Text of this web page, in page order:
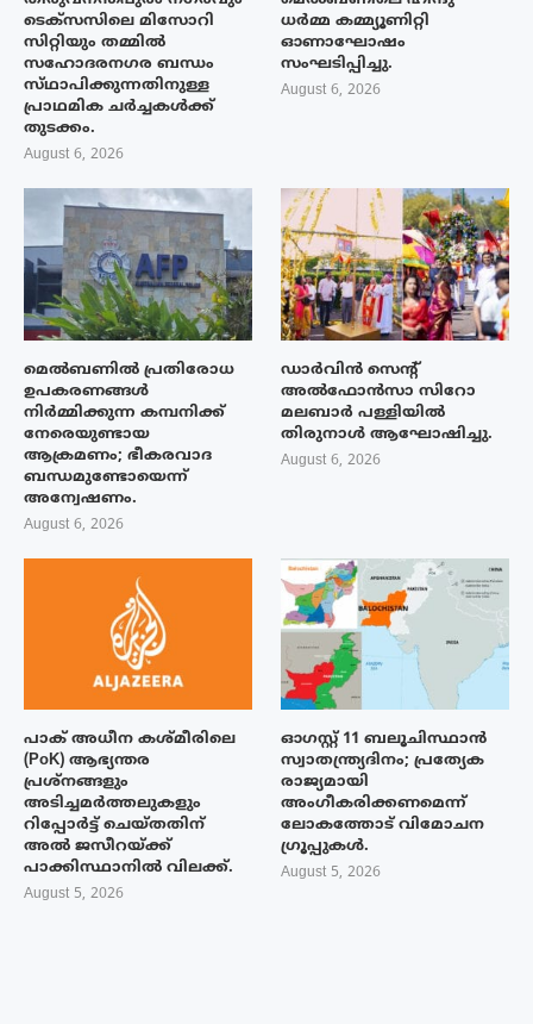
ടെക്‌സസിലെ മിസോറി
സിറ്റിയും തമ്മിൽ
സഹോദരനഗര ബന്ധം
സ്‌ഥാപിക്കുന്നതിനുള്ള
പ്രാഥമിക ചർച്ചകൾക്ക്
തുടക്കം.
August 6, 2026
ധർമ്മ കമ്മ്യൂണിറ്റി
ഓണാഘോഷം
സംഘടിപ്പിച്ചു.
August 6, 2026
മെൽബണിൽ പ്രതിരോധ
ഉപകരണങ്ങൾ
നിർമ്മിക്കുന്ന കമ്പനിക്ക്
നേരെയുണ്ടായ
ആക്രമണം; ഭീകരവാദ
ബന്ധമുണ്ടോയെന്ന്
അന്വേഷണം.
August 6, 2026
ഡാർവിൻ സെന്റ്
അൽഫോൻസാ സിറോ
മലബാർ പള്ളിയിൽ
തിരുനാൾ ആഘോഷിച്ചു.
August 6, 2026
പാക് അധീന കശ്മീരിലെ
(PoK) ആഭ്യന്തര
പ്രശ്നങ്ങളും
അടിച്ചമർത്തലുകളും
റിപ്പോർട്ട് ചെയ്തതിന്
അൽ ജസീറയ്‌ക്ക്
പാക്കിസ്ഥാനിൽ വിലക്ക്.
August 5, 2026
ഓഗസ്റ്റ് 11 ബലൂചിസ്ഥാൻ
സ്വാതന്ത്ര്യദിനം; പ്രത്യേക
രാജ്യമായി
അംഗീകരിക്കണമെന്ന്
ലോകത്തോട് വിമോചന
ഗ്രൂപ്പുകൾ.
August 5, 2026